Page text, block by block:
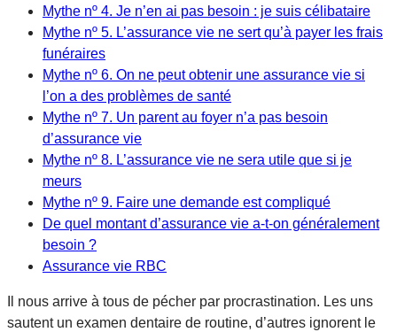
Mythe nº 4. Je n’en ai pas besoin : je suis célibataire
Mythe nº 5. L’assurance vie ne sert qu’à payer les frais
funéraires
Mythe nº 6. On ne peut obtenir une assurance vie si
l’on a des problèmes de santé
Mythe nº 7. Un parent au foyer n’a pas besoin
d’assurance vie
Mythe nº 8. L’assurance vie ne sera utile que si je
meurs
Mythe nº 9. Faire une demande est compliqué
De quel montant d’assurance vie a-t-on généralement
besoin ?
Assurance vie RBC
Il nous arrive à tous de pécher par procrastination. Les uns
sautent un examen dentaire de routine, d’autres ignorent le